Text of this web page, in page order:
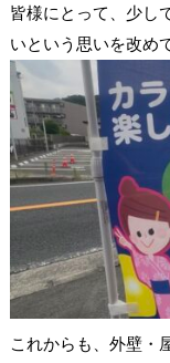
皆様にとって、少し
いという思いを改め
これからも、外壁・